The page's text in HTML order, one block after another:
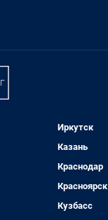
Иркутск
Казань
Краснодар
Красноярск
Кузбасс